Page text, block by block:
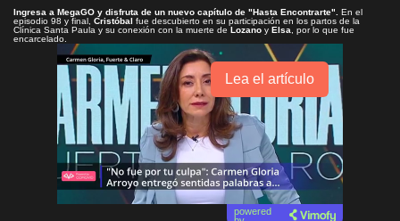
Ingresa a MegaGO y disfruta de un nuevo capítulo de "Hasta Encontrarte"
En el
episodio 98 y final, Cristóbal fue descubierto en su participación en los partos de la
Clínica Santa Paula y su conexión con la muerte de Lozano y Elsa , por lo que fue
encarcelado.
Lea el artículo
powered